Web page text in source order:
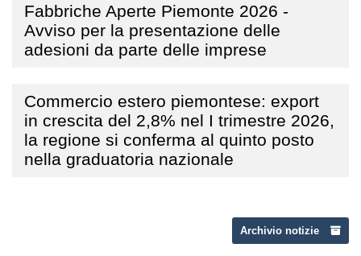
Fabbriche Aperte Piemonte 2026 -
Avviso per la presentazione delle
adesioni da parte delle imprese
Commercio estero piemontese: export
in crescita del 2,8% nel I trimestre 2026,
la regione si conferma al quinto posto
nella graduatoria nazionale
Archivio notizie